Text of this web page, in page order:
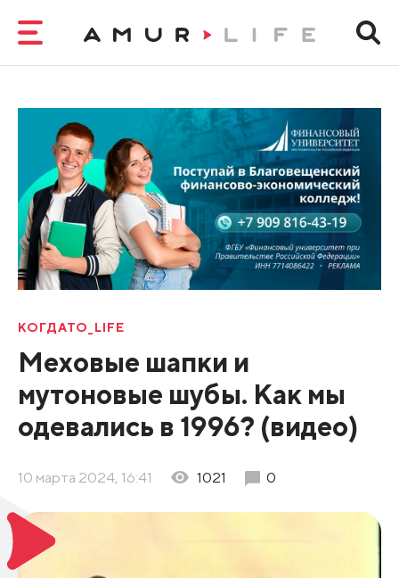
КОГДАТО_LIFE
Меховые шапки и
мутоновые шубы. Как мы
одевались в 1996? (видео)
10 марта 2024, 16:41 1021 0